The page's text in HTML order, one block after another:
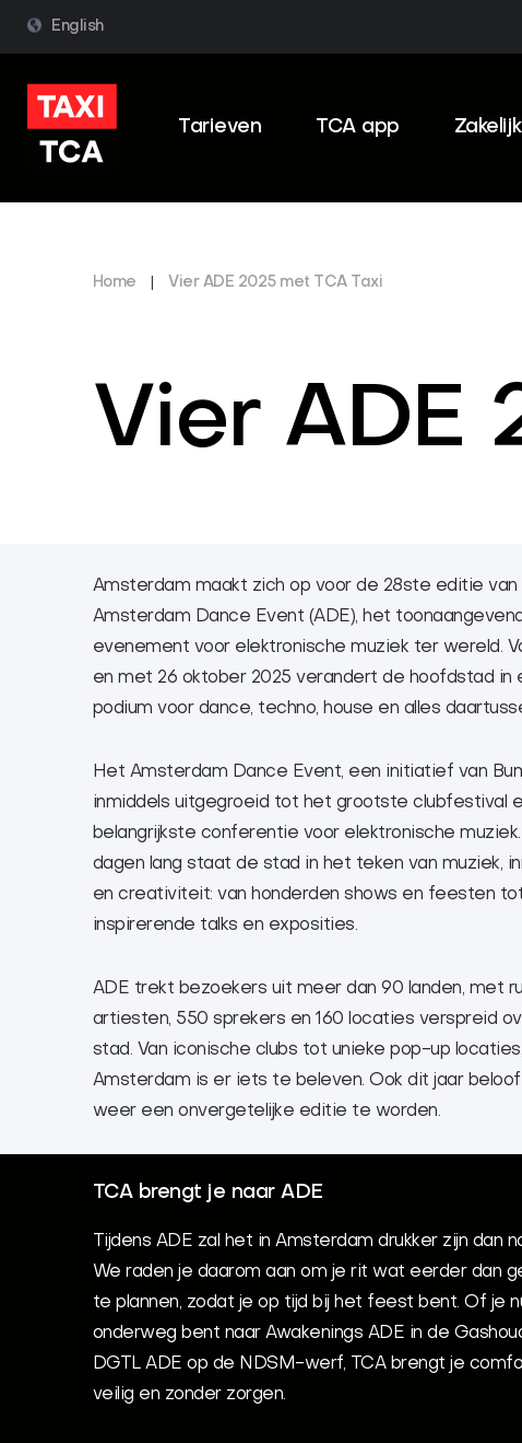
English
Tarieven TCA app Zakelijk
Home Vier ADE 2025 met TCA Taxi
Vier ADE
Amsterdam maakt zich op voor de 28ste editie van
Amsterdam Dance Event (ADE), het
evenement voor elektronische muziek ter wereld.
en met 26 oktober 2025 verandert de hoofdstad in
podium voor dance, techno, house en alles
Het Amsterdam Dance Event, een initiatief van
inmiddels uitgegroeid tot het grootste clubfestival
belangrijkste conferentie voor elektronische
dagen lang staat de stad in het teken van muziek,
en creativiteit: van honderden shows en feesten
inspirerende talks en exposities.
ADE trekt bezoekers uit meer dan 90 landen, met
artiesten, 550 sprekers en 160 locaties verspreid
stad. Van iconische clubs tot unieke pop-up
Amsterdam is er iets te beleven. Ook dit jaar
weer een onvergetelijke editie te worden.
TCA brengt je naar ADE
Tijdens ADE zal het in Amsterdam drukker zijn dan
We raden je daarom aan om je rit wat eerder dan
te plannen, zodat je op tijd bij het feest bent. Of je
onderweg bent naar Awakenings ADE in de
DGTL ADE op de NDSM-werf, TCA brengt je
veilig en zonder zorgen.